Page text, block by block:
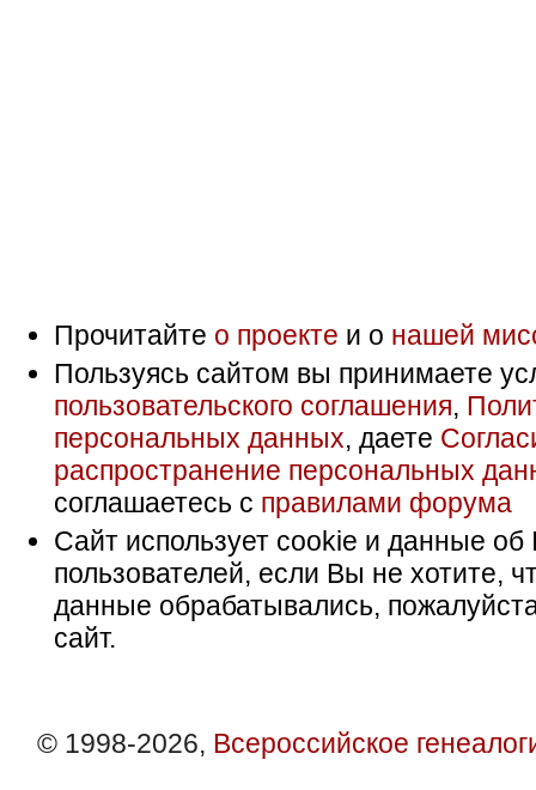
Прочитайте о проекте и о нашей
Пользуясь сайтом вы принимаете
пользовательского соглашения,
персональных данных, даете
распространение персональных
соглашаетесь с правилами форума
Сайт использует cookie и данные об
пользователей, если Вы не хотите,
данные обрабатывались,
сайт.
© 1998-2026, Всероссийское